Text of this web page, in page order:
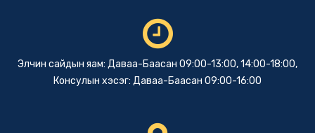
Элчин сайдын яам: Даваа-Баасан 09:00-13:00, 14:00-18:00,
Консулын хэсэг: Даваа-Баасан 09:00-16:00